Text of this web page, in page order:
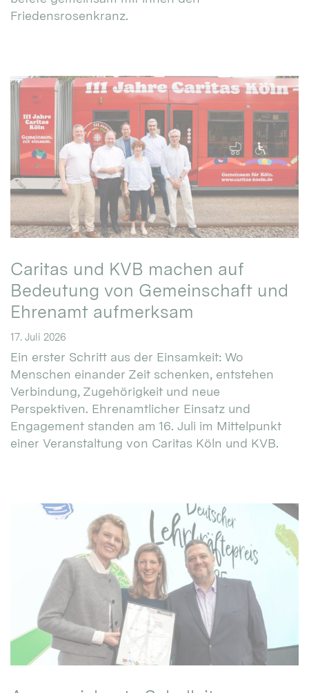
Friedensrosenkranz.
Caritas und KVB machen auf
Bedeutung von Gemeinschaft und
Ehrenamt aufmerksam
17. Juli 2026
Ein erster Schritt aus der Einsamkeit: Wo
Menschen einander Zeit schenken, entstehen
Verbindung, Zugehörigkeit und neue
Perspektiven. Ehrenamtlicher Einsatz und
Engagement standen am 16. Juli im Mittelpunkt
einer Veranstaltung von Caritas Köln und KVB.